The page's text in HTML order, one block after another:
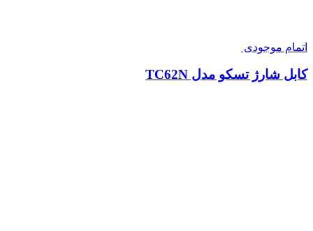
اتمام موجودی
کابل شارژ تسکو مدل TC62N